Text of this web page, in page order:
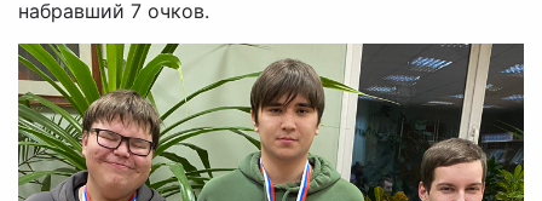
набравший 7 очков.